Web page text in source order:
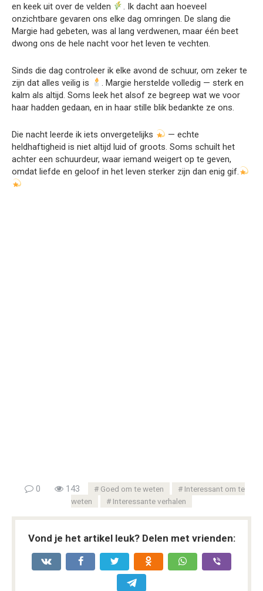
en keek uit over de velden
. Ik dacht aan hoeveel
onzichtbare gevaren ons elke dag omringen. De slang die
Margie had gebeten, was al lang verdwenen, maar één beet
dwong ons de hele nacht voor het leven te vechten.
Sinds die dag controleer ik elke avond de schuur, om zeker te
zijn dat alles veilig is
. Margie herstelde volledig — sterk en
kalm als altijd. Soms leek het alsof ze begreep wat we voor
haar hadden gedaan, en in haar stille blik bedankte ze ons.
Die nacht leerde ik iets onvergetelijks
— echte
heldhaftigheid is niet altijd luid of groots. Soms schuilt het
achter een schuurdeur, waar iemand weigert op te geven,
omdat liefde en geloof in het leven sterker zijn dan enig gif.
0 143 Goed om te weten
Interessant om te
weten
Interessante verhalen
Vond je het artikel leuk? Delen met vrienden: